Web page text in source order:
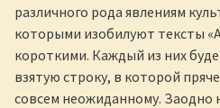
различного рода явлениям
которыми изобилуют тексты
короткими. Каждый из них
взятую строку, в которой
совсем неожиданному. Заодно